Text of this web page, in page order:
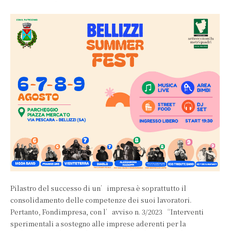
Pilastro del successo di un’impresa è soprattutto il
consolidamento delle competenze dei suoi lavoratori.
Pertanto, Fondimpresa, con l’avviso n. 3/2023 “Interventi
sperimentali a sostegno alle imprese aderenti per la